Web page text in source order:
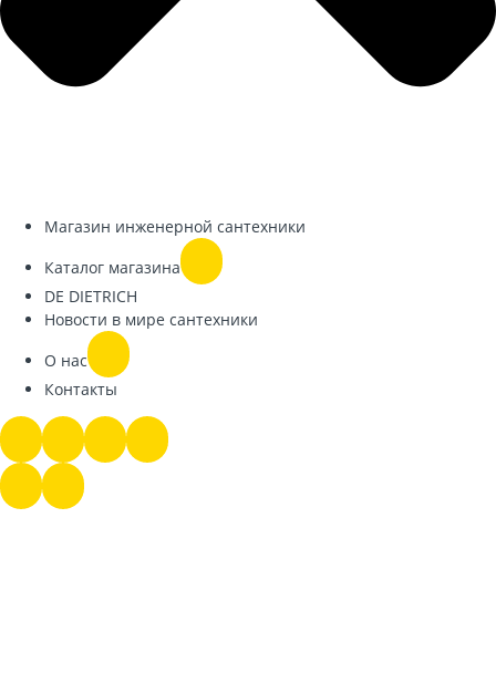
Магазин инженерной сантехники
Каталог магазина
DE DIETRICH
Новости в мире сантехники
О нас
Контакты